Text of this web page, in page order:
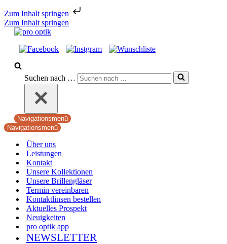
Zum Inhalt springen
Zum Inhalt springen
Suchen nach …
Navigationsmenü
Navigationsmenü
Über uns
Leistungen
Kontakt
Unsere Kollektionen
Unsere Brillengläser
Termin vereinbaren
Kontaktlinsen bestellen
Aktuelles Prospekt
Neuigkeiten
pro optik app
NEWSLETTER